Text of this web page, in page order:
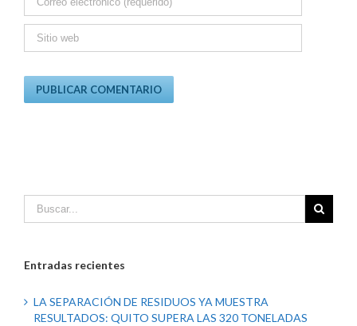
Entradas recientes
LA SEPARACIÓN DE RESIDUOS YA MUESTRA
RESULTADOS: QUITO SUPERA LAS 320 TONELADAS